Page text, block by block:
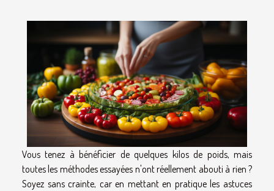
Vous tenez à bénéficier de quelques kilos de poids, mais
toutes les méthodes essayées n'ont réellement abouti à rien ?
Soyez sans crainte, car en mettant en pratique les astuces